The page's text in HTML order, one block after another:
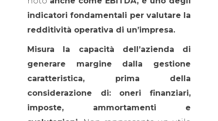
indicatori fondamentali per valutare la
redditività operativa di un’impresa.
Misura la capacità dell’azienda di
generare margine dalla gestione
caratteristica, prima della
considerazione di: oneri finanziari,
imposte, ammortamenti e